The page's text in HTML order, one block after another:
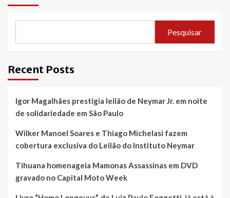
Pesquisar
Recent Posts
Igor Magalhães prestigia leilão de Neymar Jr. em noite
de solidariedade em São Paulo
Wilker Manoel Soares e Thiago Michelasi fazem
cobertura exclusiva do Leilão do Instituto Neymar
Tihuana homenageia Mamonas Assassinas em DVD
gravado no Capital Moto Week